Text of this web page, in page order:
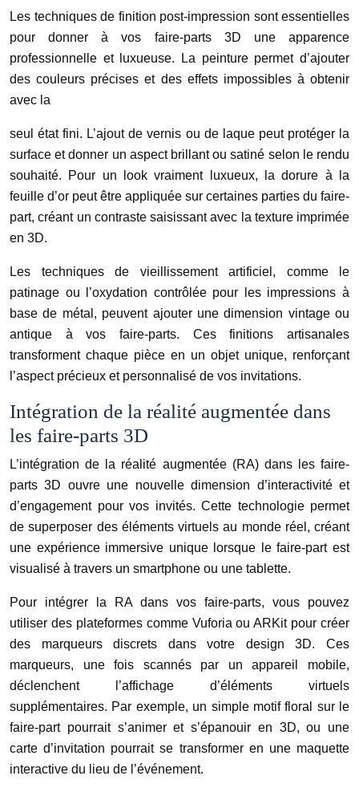
Les techniques de finition post-impression sont essentielles
pour donner à vos faire-parts 3D une apparence
professionnelle et luxueuse. La peinture permet d’ajouter
des couleurs précises et des effets impossibles à obtenir
avec la
seul état fini. L’ajout de vernis ou de laque peut protéger la
surface et donner un aspect brillant ou satiné selon le rendu
souhaité. Pour un look vraiment luxueux, la dorure à la
feuille d’or peut être appliquée sur certaines parties du faire-
part, créant un contraste saisissant avec la texture imprimée
en 3D.
Les techniques de vieillissement artificiel, comme le
patinage ou l’oxydation contrôlée pour les impressions à
base de métal, peuvent ajouter une dimension vintage ou
antique à vos faire-parts. Ces finitions artisanales
transforment chaque pièce en un objet unique, renforçant
l’aspect précieux et personnalisé de vos invitations.
Intégration de la réalité augmentée dans
les faire-parts 3D
L’intégration de la réalité augmentée (RA) dans les faire-
parts 3D ouvre une nouvelle dimension d’interactivité et
d’engagement pour vos invités. Cette technologie permet
de superposer des éléments virtuels au monde réel, créant
une expérience immersive unique lorsque le faire-part est
visualisé à travers un smartphone ou une tablette.
Pour intégrer la RA dans vos faire-parts, vous pouvez
utiliser des plateformes comme Vuforia ou ARKit pour créer
des marqueurs discrets dans votre design 3D. Ces
marqueurs, une fois scannés par un appareil mobile,
déclenchent l’affichage d’éléments virtuels
supplémentaires. Par exemple, un simple motif floral sur le
faire-part pourrait s’animer et s’épanouir en 3D, ou une
carte d’invitation pourrait se transformer en une maquette
interactive du lieu de l’événement.